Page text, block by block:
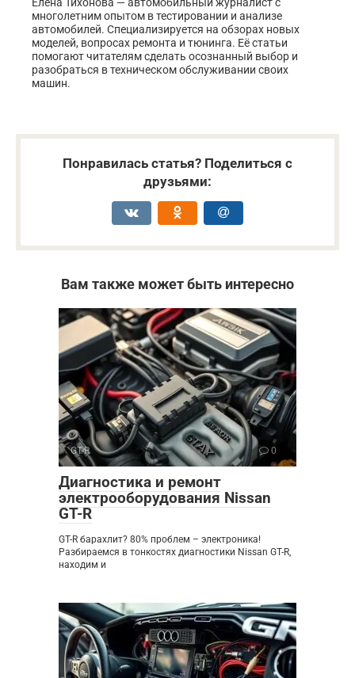
многолетним опытом в тестировании и анализе
автомобилей. Специализируется на обзорах новых
моделей, вопросах ремонта и тюнинга. Её статьи
помогают читателям сделать осознанный выбор и
разобраться в техническом обслуживании своих
машин.
Понравилась статья? Поделиться с
друзьями:
Вам также может быть интересно
GT-R 0
Диагностика и ремонт
электрооборудования Nissan
GT-R
GT-R барахлит? 80% проблем – электроника!
Разбираемся в тонкостях диагностики Nissan GT-R,
находим и